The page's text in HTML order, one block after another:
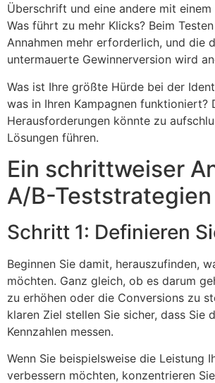
Überschrift und eine andere mit
Was führt zu mehr Klicks? Beim
Annahmen mehr erforderlich, und die
untermauerte Gewinnerversion wird
Was ist Ihre größte Hürde bei der
was in Ihren Kampagnen funktioniert?
Herausforderungen könnte zu
Lösungen führen.
Ein schrittweiser
A/B-Teststrategien
Schritt 1: Definieren
Beginnen Sie damit, herauszufinden,
möchten. Ganz gleich, ob es darum
zu erhöhen oder die Conversions zu
klaren Ziel stellen Sie sicher, dass Sie
Kennzahlen messen.
Wenn Sie beispielsweise die Leistung
verbessern möchten, konzentrieren